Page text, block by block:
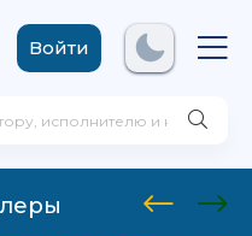
.comВойти